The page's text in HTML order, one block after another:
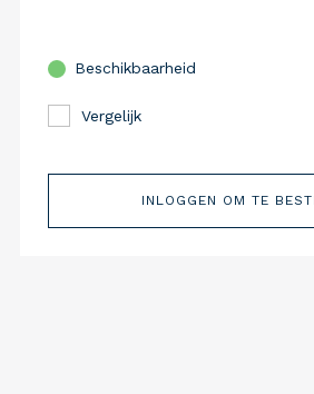
Beschikbaarheid
Vergelijk
INLOGGEN OM TE